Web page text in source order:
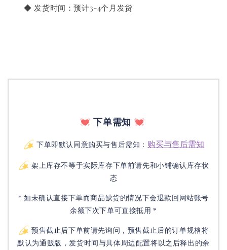
◆ 发货时间：预计3-4个月发货
下单需知
下单即默认同意购买与售后需知： 购买与售后需知
架上库存不等于实际库存下单前请先和小铺确认库存状
态
* 如未确认直接下单而商品缺货的情况下会退款回网站账号
余额下次下单可直接抵用 *
预售截止后下单前请先询问，预售截止后的订单规格将
默认为通贩版，发货时间与具体周边配置将以之后释出的余